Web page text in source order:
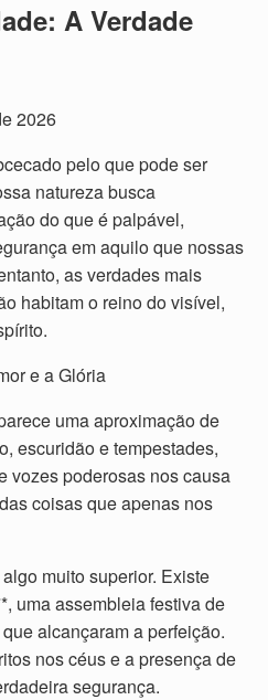
A Verdade
2026
pelo que pode ser
natureza busca
do que é palpável,
em aquilo que nossas
as verdades mais
habitam o reino do visível,
e a Glória
uma aproximação de
escuridão e tempestades,
vozes poderosas nos causa
coisas que apenas nos
muito superior. Existe
uma assembleia festiva de
alcançaram a perfeição.
nos céus e a presença de
segurança.